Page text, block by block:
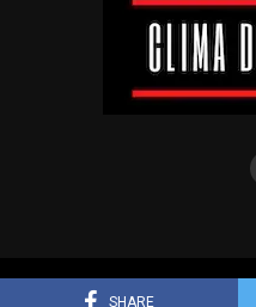
SHARE
Clima de negocios ©